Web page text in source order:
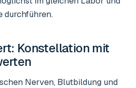
durchführen.
: Konstellation mit
Nerven, Blutbildung und